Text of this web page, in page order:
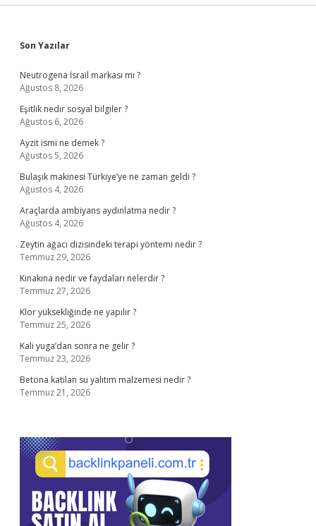
Sidebar
Son Yazılar
Neutrogena İsrail markası mı ?
Ağustos 8, 2026
Eşitlik nedir sosyal bilgiler ?
Ağustos 6, 2026
Ayzit ismi ne demek ?
Ağustos 5, 2026
Bulaşık makinesi Türkiye’ye ne zaman geldi ?
Ağustos 4, 2026
Araçlarda ambiyans aydınlatma nedir ?
Ağustos 4, 2026
Zeytin ağacı dizisindeki terapi yöntemi nedir ?
Temmuz 29, 2026
Kınakına nedir ve faydaları nelerdir ?
Temmuz 27, 2026
Klor yüksekliğinde ne yapılır ?
Temmuz 25, 2026
Kali yuga’dan sonra ne gelir ?
Temmuz 23, 2026
Betona katılan su yalıtım malzemesi nedir ?
Temmuz 21, 2026